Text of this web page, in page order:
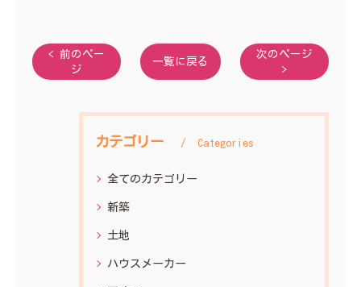
< 前のペー
ジ
一覧に戻る
次のページ
>
カテゴリー Categories
全てのカテゴリー
新築
土地
ハウスメーカー